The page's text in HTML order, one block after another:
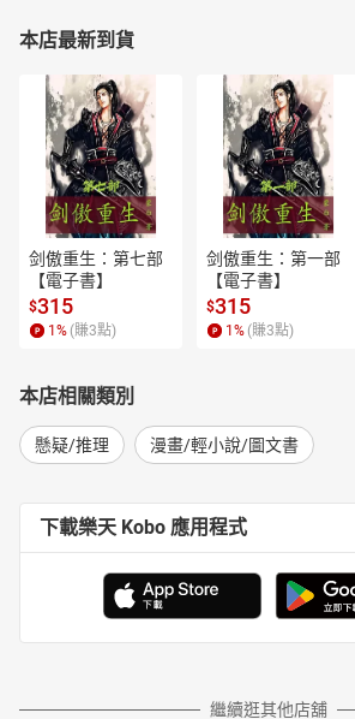
本店最新到貨
剑傲重生：第七部
【電子書】
$315
1 % (賺3點)
剑傲重生：第一部
【電子書】
$315
1 % (賺3點)
本店相關類別
懸疑/推理 漫畫/輕小說/圖文書
下載樂天 Kobo 應用程式
繼續逛其他店舖